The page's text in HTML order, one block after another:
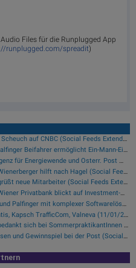
Files für die Runplugged App
runplugged.com/spreadit)
Deutsche Bank zu Inflation und Heimo Scheuch auf CNBC (Social Feeds Extended)
Cleen Energy zur CO2-Reduktion und Palfinger Beifahrer ermöglicht Ein-Mann-Einsätze (Social Feeds Extended)
Erste #glaubandich - künstliche Intelligenz für Energiewende und Österr. Post mit Diplomatischen Beziehungen China - Österreich (Social Feeds Extended)
VIG mit nachhaltiger Geldanlage und Wienerberger hilft nach Hagel (Social Feeds Extended)
BKS zu GeoControl und Frequentis begrüßt neue Mitarbeiter (Social Feeds Extended)
Wienerberger seit 2005 im Vönix und Wiener Privatbank blickt auf Investment-Breakfast zurück (Social Feeds Extended)
S Immo Bruno Ettenauer im Interview und Palfinger mit komplexer Softwarelösung (Social Feeds Extended)
21st Austria weekly - Strabag, Frequentis, Kapsch TrafficCom, Valneva (11/01/2021)
S Immo mit Job-Angebot und Agrana bedankt sich bei SommerpraktikantInnen (Social Feeds Extended)
Verbund gewährt Blick hinter die Kulissen und Gewinnspiel bei der Post (Social Feeds Extended)